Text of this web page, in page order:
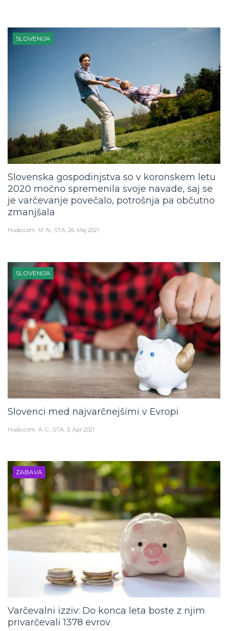
SLOVENIJA
Slovenska gospodinjstva so v koronskem letu
2020 močno spremenila svoje navade, saj se
je varčevanje povečalo, potrošnja pa občutno
zmanjšala
Hudo.com M. N., STA 26. Maj 2021
SLOVENIJA
Slovenci med najvarčnejšimi v Evropi
Hudo.com A. G., STA 3. Apr 2021
ZABAVA
Varčevalni izziv: Do konca leta boste z njim
privarčevali 1378 evrov